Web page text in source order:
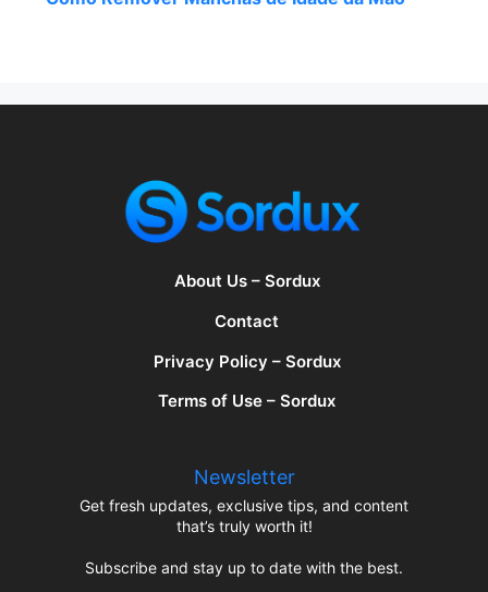
About Us – Sordux
Contact
Privacy Policy – Sordux
Terms of Use – Sordux
Newsletter
Get fresh updates, exclusive tips, and content
that’s truly worth it!
Subscribe and stay up to date with the best.